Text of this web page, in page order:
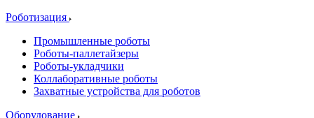
Роботизация
Промышленные роботы
Роботы-паллетайзеры
Роботы-укладчики
Коллаборативные роботы
Захватные устройства для роботов
Оборудование